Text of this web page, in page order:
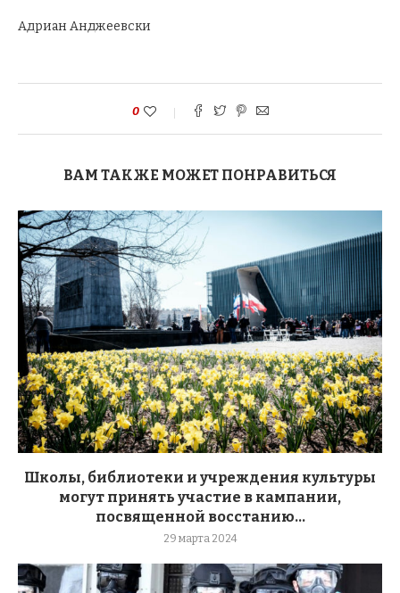
Адриан Анджеевски
0
ВАМ ТАКЖЕ МОЖЕТ ПОНРАВИТЬСЯ
Школы, библиотеки и учреждения культуры
могут принять участие в кампании,
посвященной восстанию...
29 марта 2024